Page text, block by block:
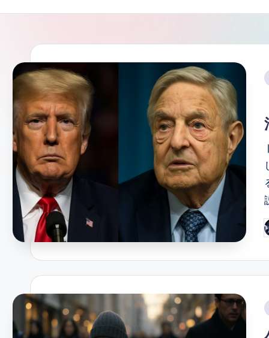
G
ン
ガ
ー
ソ
ン
グ